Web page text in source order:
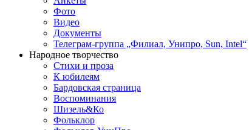
Фото
Видео
Документы
Телеграм-группа „Филиал, Унипро, Sun, Intel“
Народное творчество
Стихи и проза
К юбилеям
Бардовская страница
Воспоминания
Шизель&Ко
Фольклор